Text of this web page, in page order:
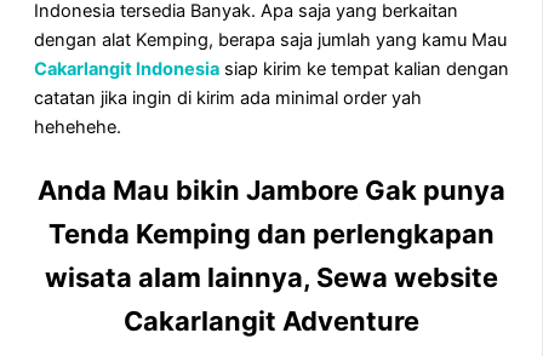
Indonesia tersedia Banyak. Apa saja yang berkaitan
dengan alat Kemping, berapa saja jumlah yang kamu Mau
Cakarlangit Indonesia siap kirim ke tempat kalian dengan
catatan jika ingin di kirim ada minimal order yah
hehehehe.
Anda Mau bikin Jambore Gak punya
Tenda Kemping dan perlengkapan
wisata alam lainnya, Sewa website
Cakarlangit Adventure